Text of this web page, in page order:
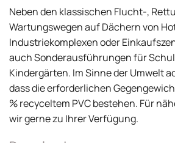
Neben den klassischen Flucht-,
Wartungswegen auf Dächern von
Industriekomplexen oder
auch Sonderausführungen für
Kindergärten. Im Sinne der Umwelt
dass die erforderlichen
% recyceltem PVC bestehen. Für
wir gerne zu Ihrer Verfügung.